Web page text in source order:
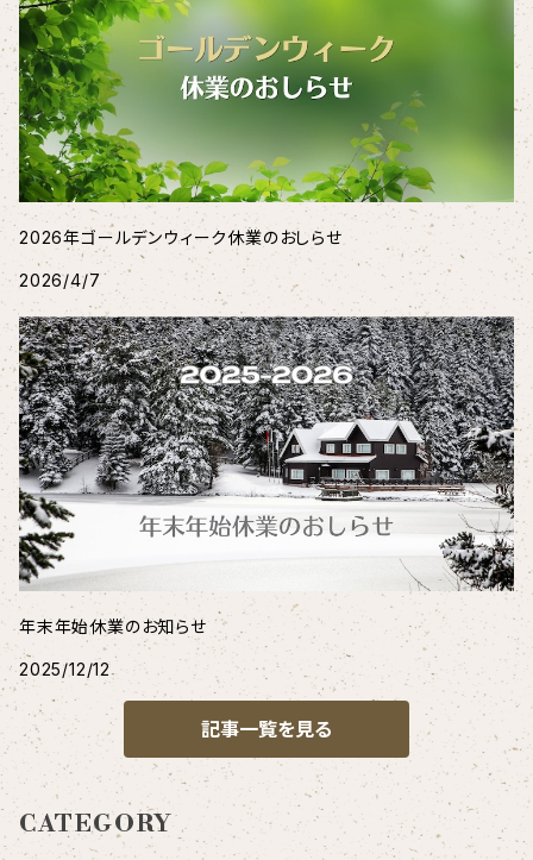
2026年ゴールデンウィーク休業のおしらせ
2026/4/7
年末年始休業のお知らせ
2025/12/12
記事一覧を見る
CATEGORY